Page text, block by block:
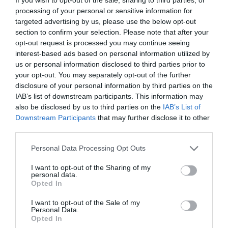
processing of your personal or sensitive information for
targeted advertising by us, please use the below opt-out
section to confirm your selection. Please note that after your
opt-out request is processed you may continue seeing
interest-based ads based on personal information utilized by
us or personal information disclosed to third parties prior to
your opt-out. You may separately opt-out of the further
disclosure of your personal information by third parties on the
IAB’s list of downstream participants. This information may
also be disclosed by us to third parties on the IAB’s List of
Downstream Participants that may further disclose it to other
Personal Data Processing Opt Outs
I want to opt-out of the Sharing of my
personal data.
Opted In
I want to opt-out of the Sale of my
Personal Data.
Opted In
mafieux hors justice sont devenus la norme
RÉPONDRE
Tilo a commenté :
9 juin 2026 - 23 h 18 min
Moi ce que je ne comprend pas c’est pourquoi les problèmes
PW affectent certaines compagnies comme airbaltic et ITA
mais pas d’autres compagnies AF ou Delta ?
RÉPONDRE
min
Elles sont toutes impactées avec la 1ère génération
différente selon les contrats, négociations,
maintenances, nouveaux moteurs, etc.
Swiss a dû canibaliser les moteurs de certains